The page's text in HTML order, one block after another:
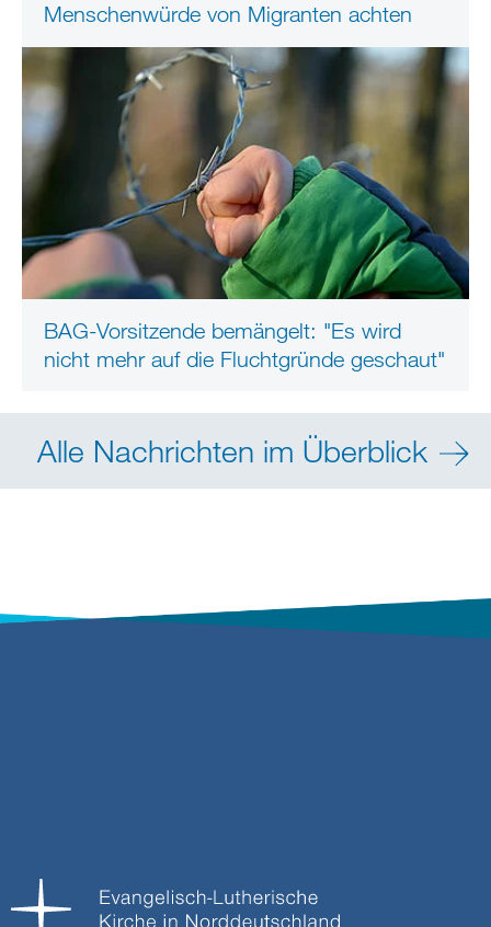
Menschenwürde von Migranten achten
BAG-Vorsitzende bemängelt: "Es wird
nicht mehr auf die Fluchtgründe geschaut"
Alle Nachrichten im Überblick